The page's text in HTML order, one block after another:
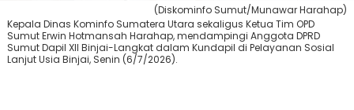
(Diskominfo Sumut/Munawar Harahap)
Kepala Dinas Kominfo Sumatera Utara sekaligus Ketua Tim OPD
Sumut Erwin Hotmansah Harahap, mendampingi Anggota DPRD
Sumut Dapil XII Binjai-Langkat dalam Kundapil di Pelayanan Sosial
Lanjut Usia Binjai, Senin (6/7/2026).